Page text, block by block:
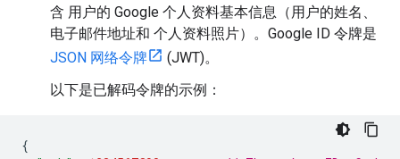
含 用户的 Google 个人资料基本信息（用户的姓名、
电子邮件地址和 个人资料照片）。Google ID 令牌是
JSON 网络令牌
(JWT)。
以下是已解码令牌的示例：
{